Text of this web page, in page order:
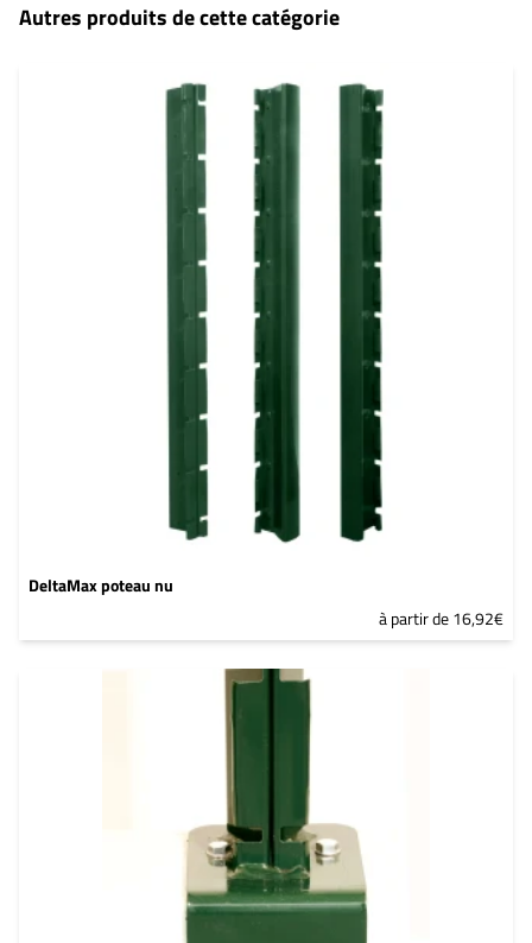
Autres produits de cette catégorie
DeltaMax poteau nu
à partir de 16,92€